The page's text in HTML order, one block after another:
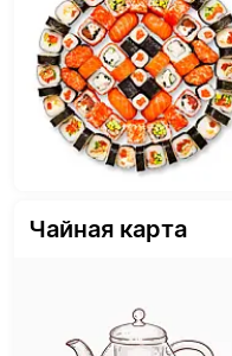
Чайная карта